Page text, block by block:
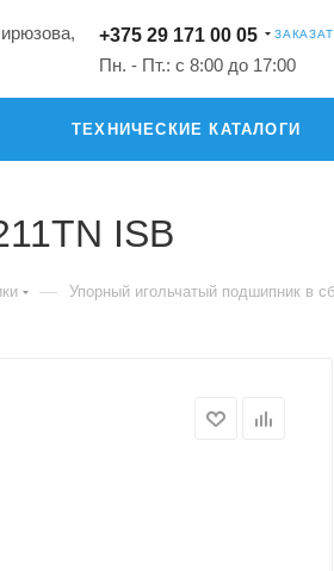
+375 29 171 00 05
Пн. - Пт.: с 8:00 до 17:00
ТЕХНИЧЕСКИЕ КАТАЛОГИ
ISB
— Упорный игольчатый подшипник в